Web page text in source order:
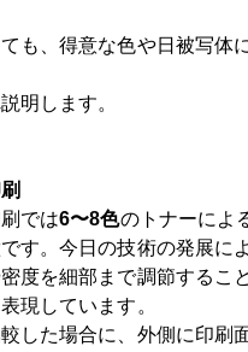
も、得意な色や日被写体
明します。
では6〜8色のトナーによ
す。今日の技術の発展に
度を細部まで調節するこ
現しています。
した場合に、外側に印刷